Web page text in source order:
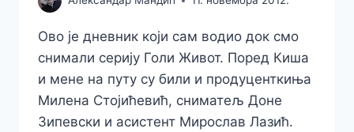
Ово је дневник који сам водио док смо
снимали серију Голи Живот. Поред Киша
и мене на путу су били и продуценткиња
Милена Стојићевић, сниматељ Доне
Зипевски и асистент Мирослав Лазић.